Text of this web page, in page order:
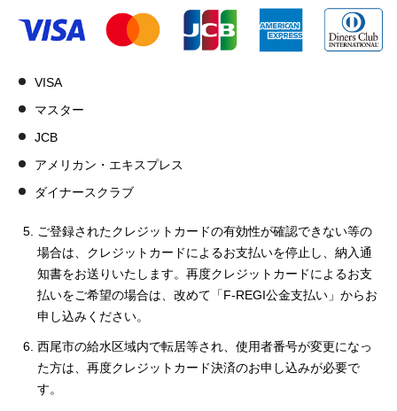
VISA
マスター
JCB
アメリカン・エキスプレス
ダイナースクラブ
ご登録されたクレジットカードの有効性が確認できない等の
場合は、クレジットカードによるお支払いを停止し、納入通
知書をお送りいたします。再度クレジットカードによるお支
払いをご希望の場合は、改めて「F-REGI公金支払い」からお
申し込みください。
西尾市の給水区域内で転居等され、使用者番号が変更になっ
た方は、再度クレジットカード決済のお申し込みが必要で
す。